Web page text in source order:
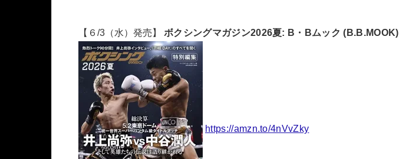
【６/3（水）発売】 ボクシングマガジン2026夏: B・Bムック (B.B.MOOK)
https://amzn.to/4nVvZky